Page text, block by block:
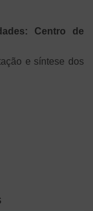
Centro de
e síntese dos